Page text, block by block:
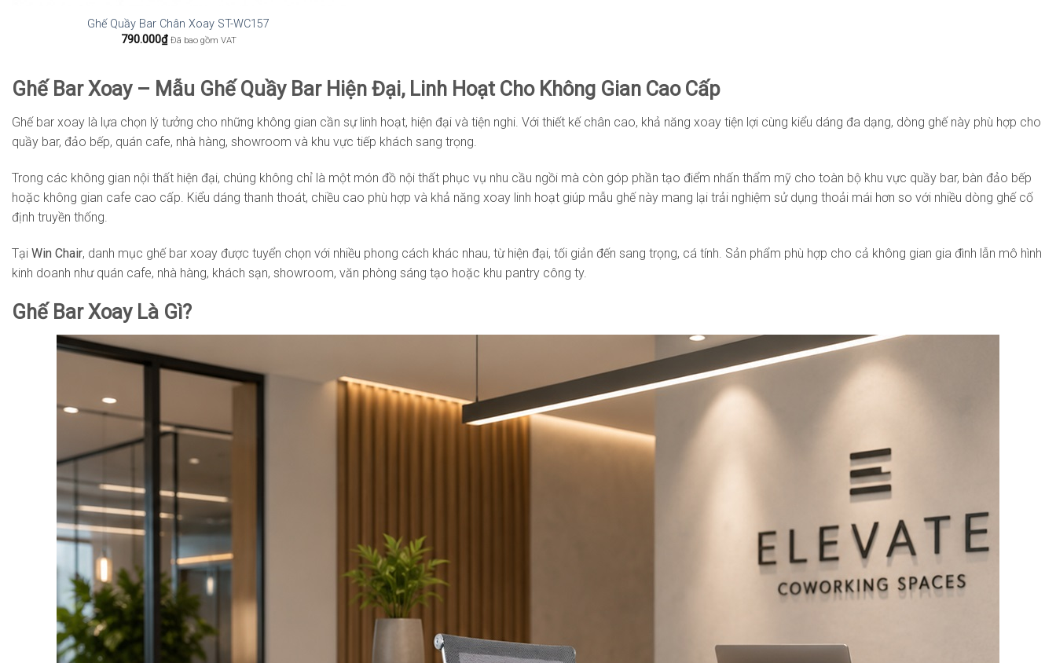
Ghế Quầy Bar Chân Xoay ST-WC157
790.000₫ Đã bao gồm VAT
Ghế Bar Xoay – Mẫu Ghế Quầy Bar Hiện Đại, Linh Hoạt Cho Không Gian Cao Cấp
Ghế bar xoay là lựa chọn lý tưởng cho những không gian cần sự linh hoạt, hiện đại và tiện nghi. Với thiết kế chân cao, khả năng xoay tiện lợi cùng kiểu dáng đa dạng, dòng ghế này phù hợp cho
quầy bar, đảo bếp, quán cafe, nhà hàng, showroom và khu vực tiếp khách sang trọng.
Trong các không gian nội thất hiện đại, chúng không chỉ là một món đồ nội thất phục vụ nhu cầu ngồi mà còn góp phần tạo điểm nhấn thẩm mỹ cho toàn bộ khu vực quầy bar, bàn đảo bếp
hoặc không gian cafe cao cấp. Kiểu dáng thanh thoát, chiều cao phù hợp và khả năng xoay linh hoạt giúp mẫu ghế này mang lại trải nghiệm sử dụng thoải mái hơn so với nhiều dòng ghế cố
định truyền thống.
Tại Win Chair, danh mục ghế bar xoay được tuyển chọn với nhiều phong cách khác nhau, từ hiện đại, tối giản đến sang trọng, cá tính. Sản phẩm phù hợp cho cả không gian gia đình lẫn mô hình
kinh doanh như quán cafe, nhà hàng, khách sạn, showroom, văn phòng sáng tạo hoặc khu pantry công ty.
Ghế Bar Xoay Là Gì?